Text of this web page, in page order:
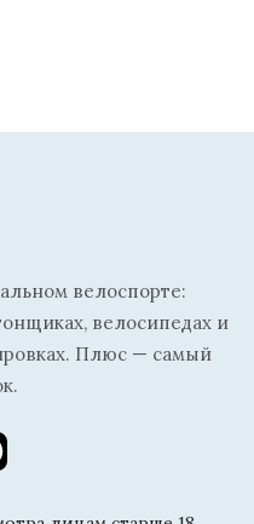
велоспорте:
велосипедах и
Плюс — самый